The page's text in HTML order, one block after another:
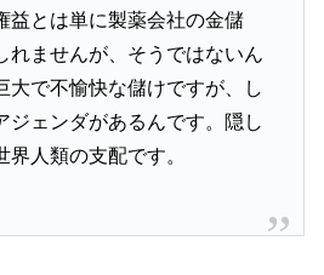
益とは単に製薬会社の金儲
れませんが、そうではないん
大で不愉快な儲けですが、し
ジェンダがあるんです。隠し
人類の支配です。